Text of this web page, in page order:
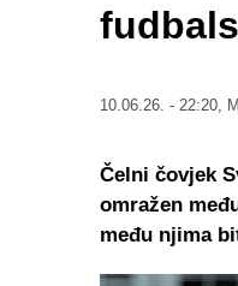
10.06.26. - 22:20,
Čelni čovjek
omražen
među njima